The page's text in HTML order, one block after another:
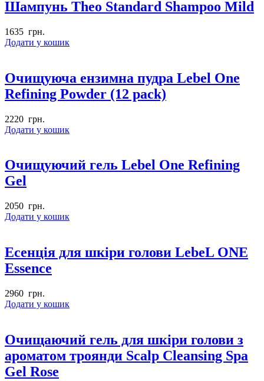
Шампунь Theo Standard Shampoo Mild
1635 грн.
Додати у кошик
Очищуюча ензимна пудра Lebel One
Refining Powder (12 pack)
2220 грн.
Додати у кошик
Очищуючий гель Lebel One Refining
Gel
2050 грн.
Додати у кошик
Есенція для шкіри голови LebeL ONE
Essence
2960 грн.
Додати у кошик
Очищаючий гель для шкіри голови з
ароматом троянди Scalp Cleansing Spa
Gel Rose